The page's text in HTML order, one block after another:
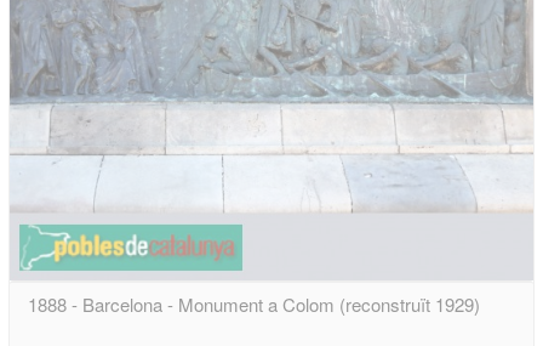
1888 - Barcelona - Monument a Colom (reconstruït 1929)